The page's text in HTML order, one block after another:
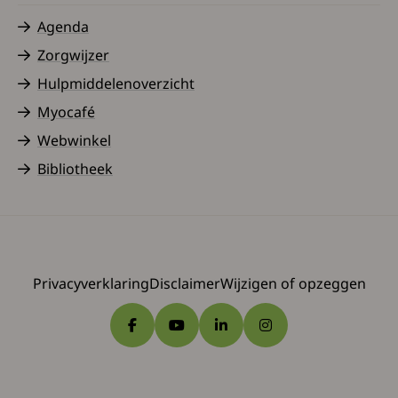
Agenda
Zorgwijzer
Hulpmiddelenoverzicht
Myocafé
Webwinkel
Bibliotheek
PrivacyverklaringDisclaimerWijzigen of opzeggen
Ga naar Facebook
Ga naar YouTube
Ga naar LinkedIn
Ga naar Instagram